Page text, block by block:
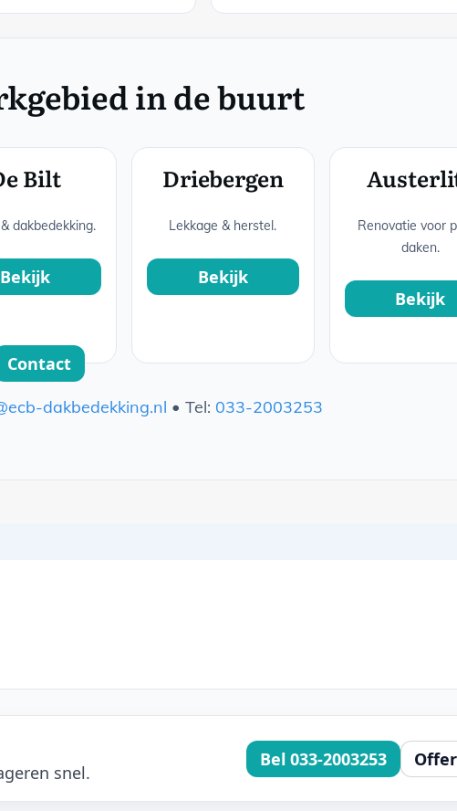
in de buurt
Bilt
dakbedekking.
Bekijk
Driebergen
Lekkage & herstel.
Bekijk
Renovatie voor
daken.
Bekijk
Contact
dakbedekking.nl • Tel: 033-2003253
snel.
Bel 033-2003253